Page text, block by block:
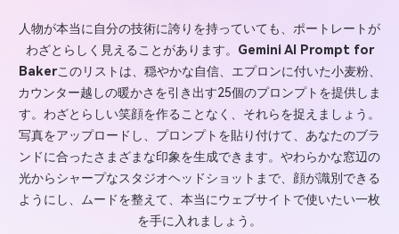
人物が本当に自分の技術に誇りを持っていても、ポートレートが
わざとらしく見えることがあります。 Gemini AI Prompt for
Bakerこのリストは、穏やかな自信、エプロンに付いた小麦粉、
カウンター越しの暖かさを引き出す25個のプロンプトを提供しま
す。わざとらしい笑顔を作ることなく、それらを捉えましょう。
写真をアップロードし、プロンプトを貼り付けて、あなたのブラ
ンドに合ったさまざまな印象を生成できます。やわらかな窓辺の
光からシャープなスタジオヘッドショットまで、顔が識別できる
ようにし、ムードを整えて、本当にウェブサイトで使いたい一枚
を手に入れましょう。